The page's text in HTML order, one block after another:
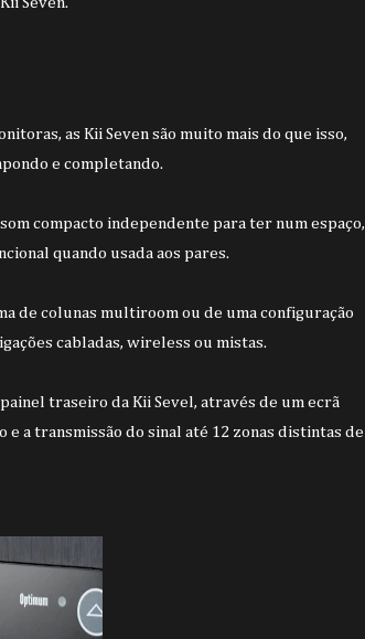
as Kii Seven são muito mais do que isso,
e completando.
compacto independente para ter num espaço,
quando usada aos pares.
de colunas multiroom ou de uma configuração
cabladas, wireless ou mistas.
traseiro da Kii Sevel, através de um ecrã
a transmissão do sinal até 12 zonas distintas de